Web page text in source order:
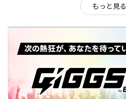
もっと見る